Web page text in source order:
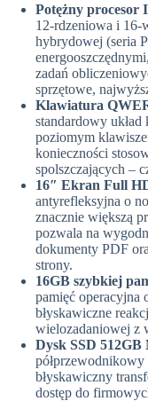
Potężny procesor
12-rdzeniowa i 16-
hybrydowej (seria
zadań
sprzętowe,
Klawiatura
standardowy
poziomym
konieczności
spolszczających –
16″ Ekran Full
antyrefleksyjna o
znacznie większą
pozwala na
dokumenty PDF
strony.
16GB szybkiej
pamięć operacyjna
błyskawiczne
wielozadaniowej z
Dysk SSD 512GB
półprzewodnikowy
błyskawiczny
dostęp do